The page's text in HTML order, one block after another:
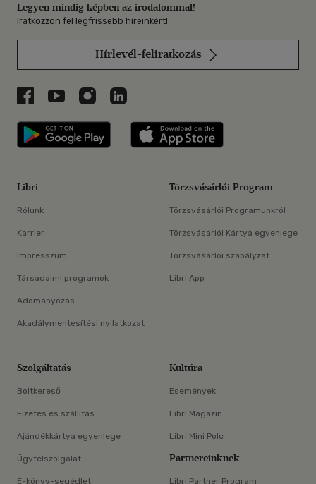
Legyen mindig képben az irodalommal!
Iratkozzon fel legfrissebb híreinkért!
Hírlevél-feliratkozás
Libri a Facebookon
Libri a Youtube-on
Libri az Instagramon
Libri a LinkedInen
Libri applikáció Szerezd meg: Google
Libri
Rólunk
Karrier
Impresszum
Társadalmi programok
Adományozás
Akadálymentesítési nyilatkozat
Törzsvásárlói Program
Törzsvásárlói Programunkról
Törzsvásárlói Kártya egyenlege
Törzsvásárlói szabályzat
Libri App
Szolgáltatás
Boltkereső
Fizetés és szállítás
Ajándékkártya egyenlege
Ügyfélszolgálat
E-könyv-segédlet
Kultúra
Események
Libri Magazin
Libri Mini Polc
Partnereinknek
Libri Partner Program